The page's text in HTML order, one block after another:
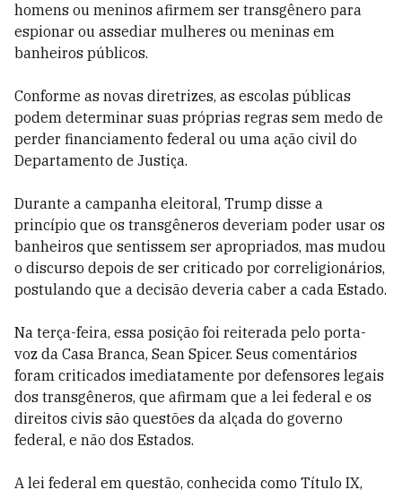
homens ou meninos afirmem ser transgênero para
espionar ou assediar mulheres ou meninas em
banheiros públicos.
Conforme as novas diretrizes, as escolas públicas
podem determinar suas próprias regras sem medo de
perder financiamento federal ou uma ação civil do
Departamento de Justiça.
Durante a campanha eleitoral, Trump disse a
princípio que os transgêneros deveriam poder usar os
banheiros que sentissem ser apropriados, mas mudou
o discurso depois de ser criticado por correligionários,
postulando que a decisão deveria caber a cada Estado.
Na terça-feira, essa posição foi reiterada pelo porta-
voz da Casa Branca, Sean Spicer. Seus comentários
foram criticados imediatamente por defensores legais
dos transgêneros, que afirmam que a lei federal e os
direitos civis são questões da alçada do governo
federal, e não dos Estados.
A lei federal em questão, conhecida como Título IX,